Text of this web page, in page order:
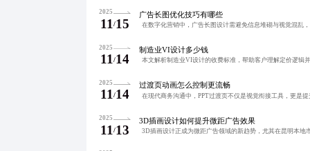
2025
11 /15
广告长图优化技巧有哪些
2025
11 /14
制造业VI设计多少钱
2025
11/14
过渡页动画怎么控制更流畅
2025
11 /13
3D插画设计如何提升微距广告效果